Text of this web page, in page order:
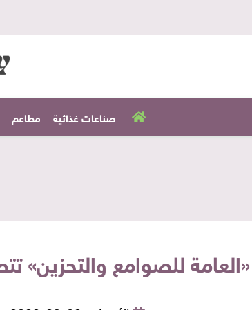
صناعات غذائية مطاعم
«العامة للصوامع والتحزين»